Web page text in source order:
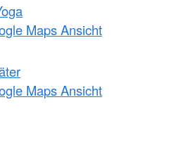
Maps Ansicht
Maps Ansicht